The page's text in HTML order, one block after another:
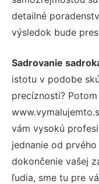
detailné
výsledok bude
Sadrovanie
istotu v podobe
precíznosti?
vám vysokú
jednanie od
dokončenie vašej
ľudia, sme tu pre